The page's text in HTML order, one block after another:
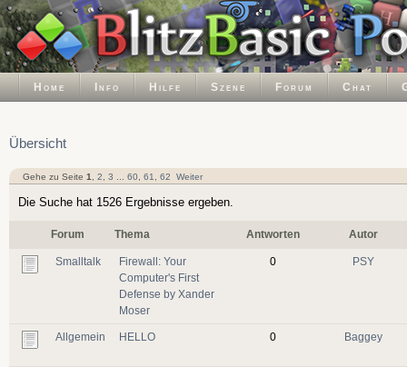
Home Info Hilfe Szene Forum Chat
Übersicht
Gehe zu Seite 1 2 3 60 61 62 Weiter
Die Suche hat 1526 Ergebnisse ergeben.
Forum Thema Antworten Autor
Smalltalk
Firewall: Your
Computer's First
Defense by Xander
Moser
0 PSY
Allgemein HELLO 0 Baggey